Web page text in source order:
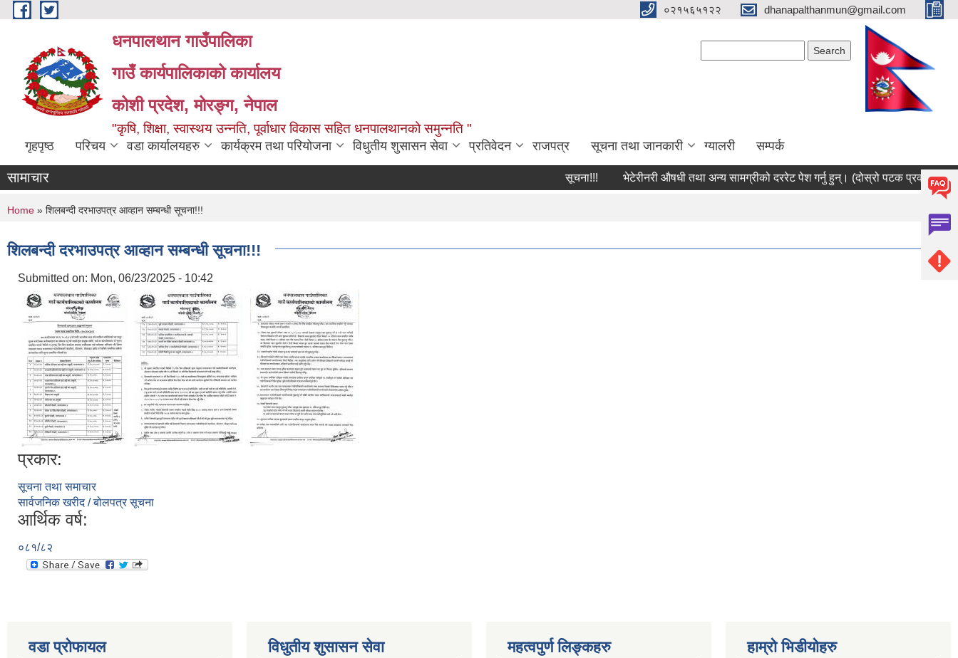
Skip to main content ०२१५६५१२२ dhanapalthanmun@gmail.com
धनपालथान गाउँपालिका
गाउँ कार्यपालिकाको कार्यालय
कोशी प्रदेश, मोरङ्ग, नेपाल
"कृषि, शिक्षा, स्वास्थय उन्नति, पूर्वाधार विकास सहित धनपालथानको समुन्नति "
गृहपृष्ठ परिचय वडा कार्यालयहरु कार्यक्रम तथा परियोजना विधुतीय शुसासन सेवा प्रतिवेदन राजपत्र सूचना तथा जानकारी ग्यालरी सम्पर्क
सामाचार सूचना!!! भेटेरीनरी औषधी तथा अन्य सामग्रीको दररेट पेश गर्नु हुन्। (दोस्रो पटक प्रकाशित
You are here
Home » शिलबन्दी दरभाउपत्र आव्हान सम्बन्धी सूचना!!!
शिलबन्दी दरभाउपत्र आव्हान सम्बन्धी सूचना!!!
Submitted on: Mon, 06/23/2025 - 10:42
प्रकार:
सूचना तथा समाचार
सार्वजनिक खरीद / बोलपत्र सूचना
आर्थिक वर्ष:
०८१/८२
वडा प्रोफायल विधुतीय शुसासन सेवा महत्वपुर्ण लिङ्कहरु हाम्रो भिडीयोहरु